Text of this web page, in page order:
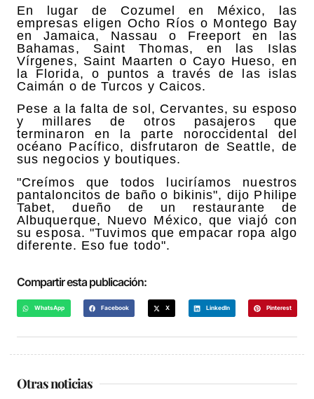
En lugar de Cozumel en México, las
empresas eligen Ocho Ríos o Montego Bay
en Jamaica, Nassau o Freeport en las
Bahamas, Saint Thomas, en las Islas
Vírgenes, Saint Maarten o Cayo Hueso, en
la Florida, o puntos a través de las islas
Caimán o de Turcos y Caicos.
Pese a la falta de sol, Cervantes, su esposo
y millares de otros pasajeros que
terminaron en la parte noroccidental del
océano Pacífico, disfrutaron de Seattle, de
sus negocios y boutiques.
"Creímos que todos luciríamos nuestros
pantaloncitos de baño o bikinis", dijo Philipe
Tabet, dueño de un restaurante de
Albuquerque, Nuevo México, que viajó con
su esposa. "Tuvimos que empacar ropa algo
diferente. Eso fue todo".
Compartir esta publicación:
WhatsApp Facebook X LinkedIn Pinterest
Otras noticias